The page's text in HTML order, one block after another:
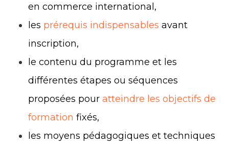
en commerce international,
les prérequis indispensables avant
inscription,
le contenu du programme et les
différentes étapes ou séquences
proposées pour atteindre les objectifs de
formation fixés,
les moyens pédagogiques et techniques